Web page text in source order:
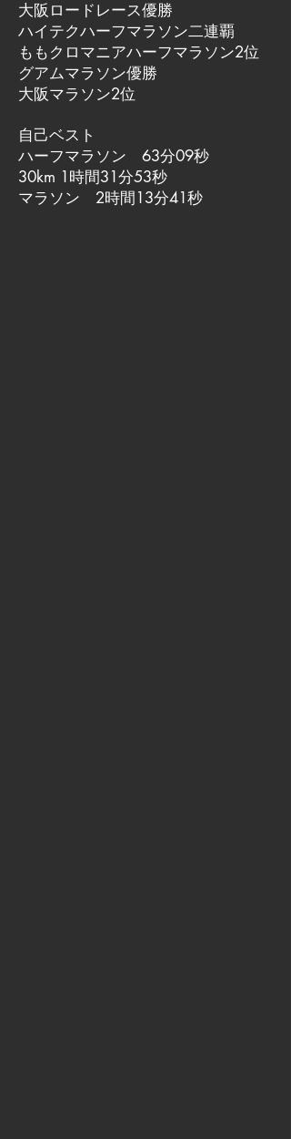
大阪ロードレース優勝
ハイテクハーフマラソン二連覇
ももクロマニアハーフマラソン2位
グアムマラソン優勝
大阪マラソン2位
自己ベスト
ハーフマラソン 63分09秒
30km 1時間31分53秒
マラソン 2時間13分41秒